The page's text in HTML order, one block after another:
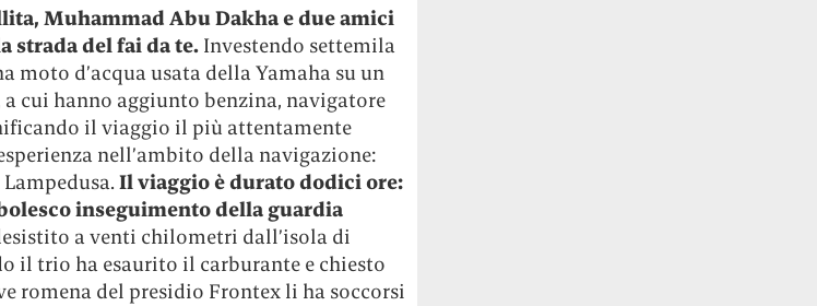
Muhammad Abu Dakha e due amici
strada del fai da te.Investendo settemila
moto d’acqua usata della Yamaha su un
cui hanno aggiunto benzina, navigatore
il viaggio il più attentamente
nell’ambito della navigazione:
Il viaggio è durato dodici ore:
inseguimento della guardia
a venti chilometri dall’isola di
il trio ha esaurito il carburante e chiesto
romena del presidio Frontex li ha soccorsi